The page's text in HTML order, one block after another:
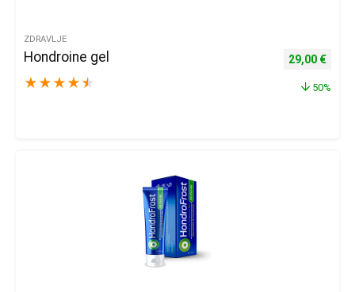
ZDRAVLJE
Hondroine gel
★ ★ ★ ★ ★
Izvorna
29,00 €
50%